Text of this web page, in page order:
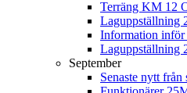
Terräng KM 12
Laguppställning
Information inför
Laguppställning
September
Senaste nytt från